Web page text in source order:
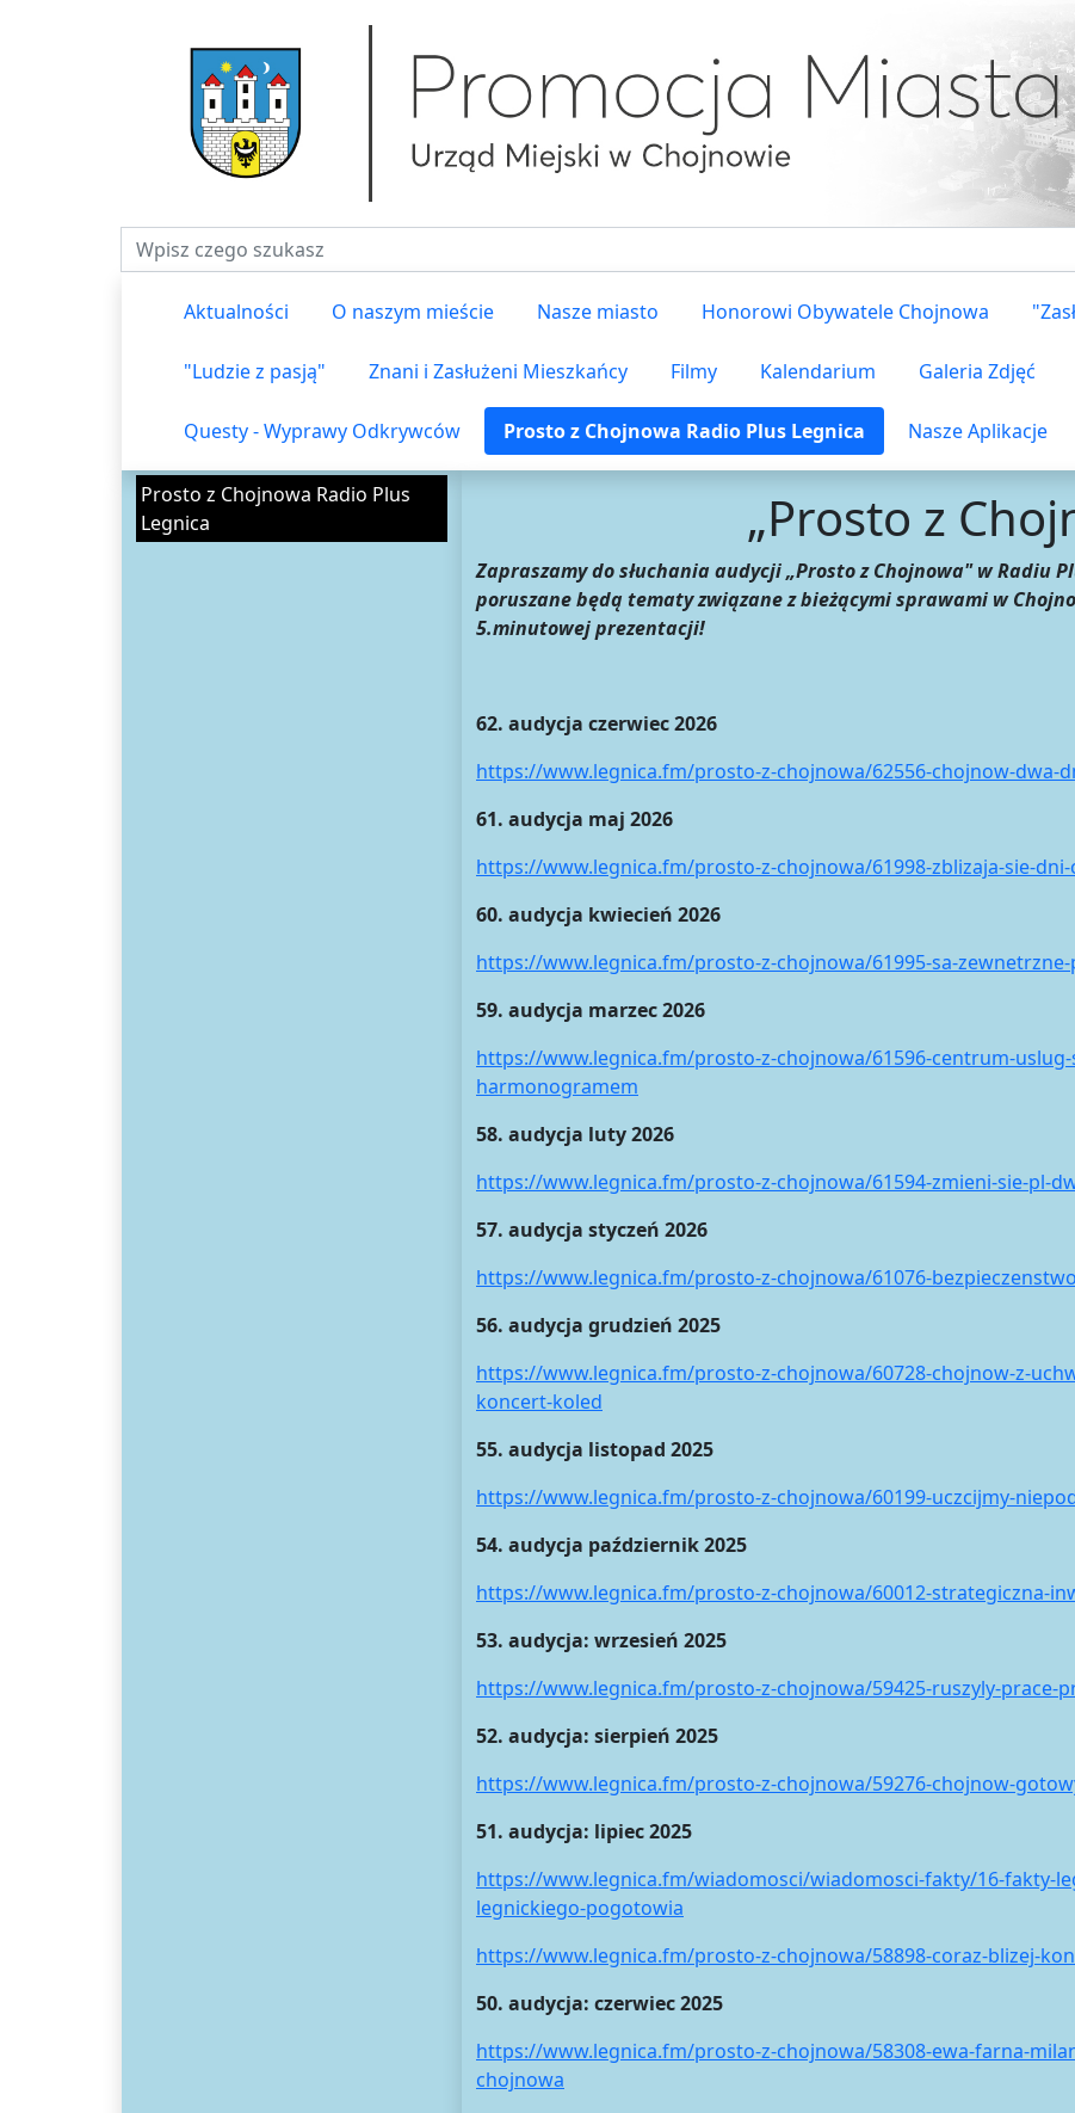
Fraza do wyszukiwania
Aktualności O naszym mieście Nasze miasto Honorowi Obywatele Chojnowa
"Ludzie z pasją" Znani i Zasłużeni Mieszkańcy Filmy Kalendarium Galeria Zdjęć
Questy - Wyprawy Odkrywców Prosto z Chojnowa Radio Plus Legnica Nasze Aplikacje
Prosto z Chojnowa Radio Plus
Legnica
„Prosto z
Zapraszamy do słuchania audycji „Prosto z Chojnowa" w Radiu
poruszane będą tematy związane z bieżącymi sprawami w
5.minutowej prezentacji!
62. audycja czerwiec 2026
https://www.legnica.fm/prosto-z-chojnowa/62556-chojnow-dwa-
61. audycja maj 2026
https://www.legnica.fm/prosto-z-chojnowa/61998-zblizaja-sie-
60. audycja kwiecień 2026
https://www.legnica.fm/prosto-z-chojnowa/61995-sa-
59. audycja marzec 2026
https://www.legnica.fm/prosto-z-chojnowa/61596-centrum-
harmonogramem
58. audycja luty 2026
https://www.legnica.fm/prosto-z-chojnowa/61594-zmieni-sie-pl-
57. audycja styczeń 2026
https://www.legnica.fm/prosto-z-chojnowa/61076-
56. audycja grudzień 2025
https://www.legnica.fm/prosto-z-chojnowa/60728-chojnow-z-
koncert-koled
55. audycja listopad 2025
https://www.legnica.fm/prosto-z-chojnowa/60199-uczcijmy-
54. audycja październik 2025
https://www.legnica.fm/prosto-z-chojnowa/60012-strategiczna-
53. audycja: wrzesień 2025
https://www.legnica.fm/prosto-z-chojnowa/59425-ruszyly-prace-
52. audycja: sierpień 2025
https://www.legnica.fm/prosto-z-chojnowa/59276-chojnow-
51. audycja: lipiec 2025
https://www.legnica.fm/wiadomosci/wiadomosci-fakty/16-fakty-
legnickiego-pogotowia
https://www.legnica.fm/prosto-z-chojnowa/58898-coraz-blizej-
50. audycja: czerwiec 2025
https://www.legnica.fm/prosto-z-chojnowa/58308-ewa-farna-
chojnowa